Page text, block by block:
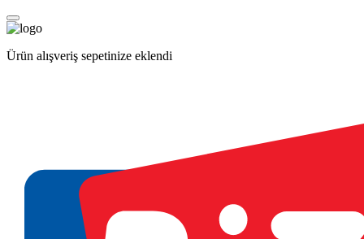
Ürün alışveriş sepetinize eklendi